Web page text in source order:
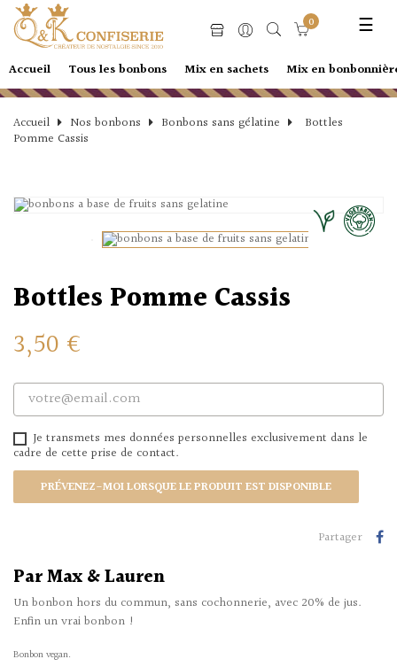
☰
0
Accueil Tous les bonbons Mix en sachets Mix en
Accueil Nos bonbons Bonbons sans gélatine
Bottles
Pomme Cassis
Bottles Pomme Cassis
3,50 €
Je transmets mes données personnelles exclusivement dans le
cadre de cette prise de contact.
PRÉVENEZ-MOI LORSQUE LE PRODUIT EST DISPONIBLE
Partager
Par Max & Lauren
Un bonbon hors du commun, sans cochonnerie, avec 20% de jus.
Enfin un vrai bonbon !
Bonbon vegan.